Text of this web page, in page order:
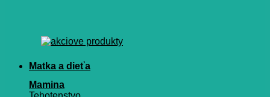
Matka a dieťa
Mamina